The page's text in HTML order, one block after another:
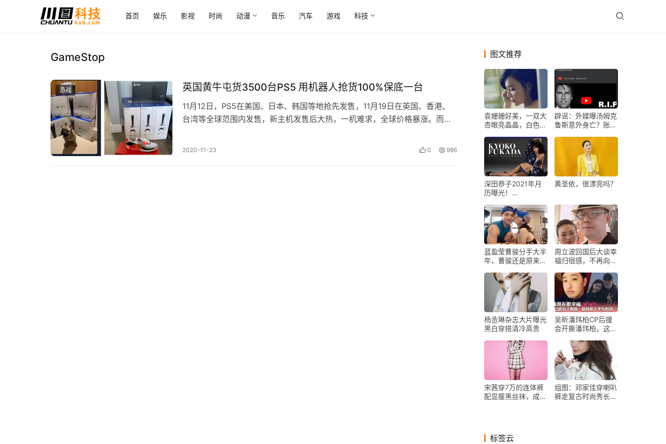
首页 娱乐 影视 时尚 动漫 音乐 汽车 游戏 科技
GameStop
游戏 英国黄牛屯货3500台PS5 用机器人抢货100%保底一台
11月12日，PS5在美国、日本、韩国等地抢先发售，11月19日在英国、香港、
台湾等全球范围内发售，新主机发售后大热，一机难求，全球价格暴涨。而黄
2020-11-23 0 986
图文推荐
袁姗姗好美，一双大
杏眼亮晶晶，白色镂
情
辟谣：外媒曝汤姆克
鲁斯意外身亡？账号
深田恭子2021年月
历曝光！
走时尚潮流！
黄圣依，很漂亮吗？
蓝盈莹曹骏分手大半
年，曹骏还是原来的
两人
周立波回国后大谈幸
福归宿感，不再向往
杨丞琳杂志大片曝光
黑白穿搭清冷高贵
吴昕潘玮柏CP后援
会开撕潘玮柏，这个
宋茜穿7万的连体裤
配显瘦黑丝袜，成
组图：邓家佳穿喇叭
裤走复古时尚秀长腿
标签云